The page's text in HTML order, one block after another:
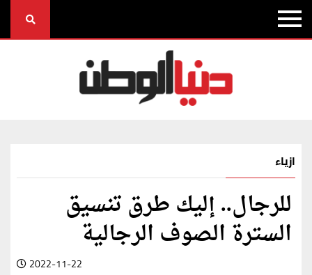
ازياء
للرجال.. إليك طرق تنسيق
السترة الصوف الرجالية
2022-11-22